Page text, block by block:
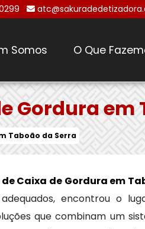
Somos O Que
Gordura em
Taboão da Serra
Caixa de Gordura em
encontrou o
que combinam um